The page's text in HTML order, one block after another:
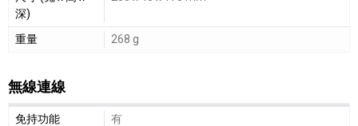
深)
重量 268 g
無線連線
無線連線細節敘述
免持功能 有